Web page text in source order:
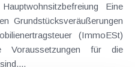
Eine
Grundstücksveräußerungen
(ImmoESt)
für die